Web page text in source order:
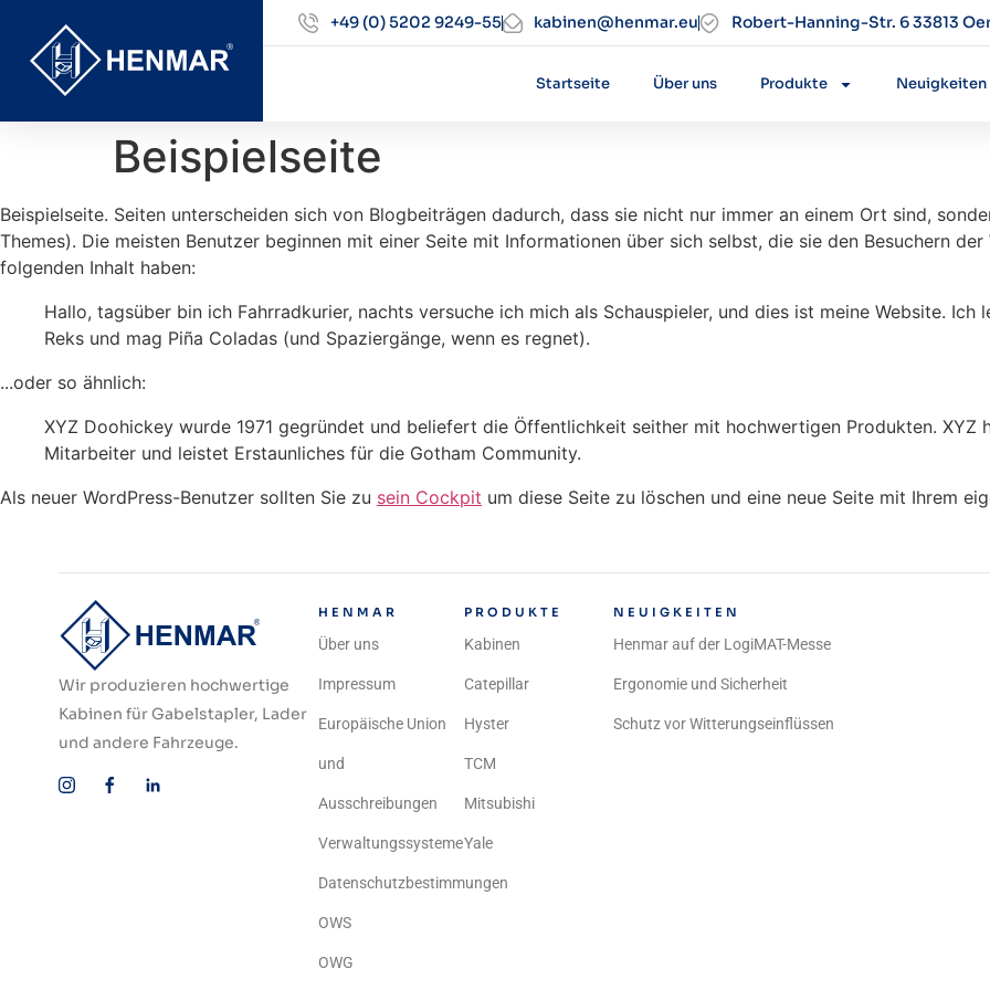
+49 (0) 5202 9249-55 kabinen@henmar.eu Robert-Hanning-Str. 6 33813
Startseite Über uns Produkte Neuigkeiten
Beispielseite
Beispielseite. Seiten unterscheiden sich von Blogbeiträgen dadurch, dass sie nicht nur immer an einem Ort sind,
Themes). Die meisten Benutzer beginnen mit einer Seite mit Informationen über sich selbst, die sie den Besuchern
folgenden Inhalt haben:
Hallo, tagsüber bin ich Fahrradkurier, nachts versuche ich mich als Schauspieler, und dies ist meine Website. Ich
Reks und mag Piña Coladas (und Spaziergänge, wenn es regnet).
...oder so ähnlich:
XYZ Doohickey wurde 1971 gegründet und beliefert die Öffentlichkeit seither mit hochwertigen Produkten.
Mitarbeiter und leistet Erstaunliches für die Gotham Community.
Als neuer WordPress-Benutzer sollten Sie zu sein Cockpit um diese Seite zu löschen und eine neue Seite mit Ihrem
Wir produzieren hochwertige
Kabinen für Gabelstapler, Lader
und andere Fahrzeuge.
HENMAR
Über uns
Impressum
Europäische Union
und
Ausschreibungen
Verwaltungssysteme
Datenschutzbestimmungen
OWS
OWG
PRODUKTE
Kabinen
Catepillar
Hyster
TCM
Mitsubishi
Yale
NEUIGKEITEN
Henmar auf der LogiMAT-Messe
Ergonomie und Sicherheit
Schutz vor Witterungseinflüssen